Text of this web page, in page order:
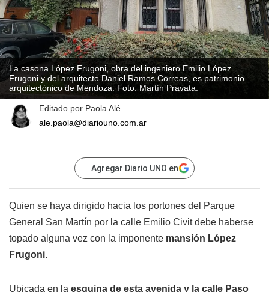
La casona López Frugoni, obra del ingeniero Emilio López
Frugoni y del arquitecto Daniel Ramos Correas, es patrimonio
arquitectónico de Mendoza. Foto: Martín Pravata.
Editado por Paola Alé
ale.paola@diariouno.com.ar
Agregar Diario UNO en
Quien se haya dirigido hacia los portones del Parque
General San Martín por la calle Emilio Civit debe haberse
topado alguna vez con la imponente mansión López
Frugoni.
Ubicada en la esquina de esta avenida y la calle Paso